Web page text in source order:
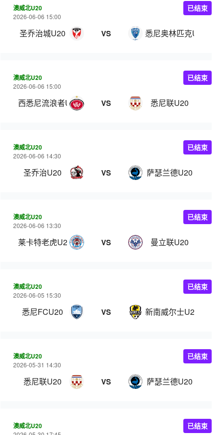
澳威北U20
2026-06-06 15:00
圣乔治城U20 VS 悉尼奥林匹克U20
已结束
澳威北U20
2026-06-06 15:00
西悉尼流浪者U20 VS 悉尼联U20
已结束
澳威北U20
2026-06-06 14:30
圣乔治U20 VS 萨瑟兰德U20
已结束
澳威北U20
2026-06-06 13:30
莱卡特老虎U20 VS 曼立联U20
已结束
澳威北U20
2026-06-05 15:30
悉尼FCU20 VS 新南威尔士U20
已结束
澳威北U20
2026-05-31 14:30
悉尼联U20 VS 萨瑟兰德U20
已结束
澳威北U20 已结束